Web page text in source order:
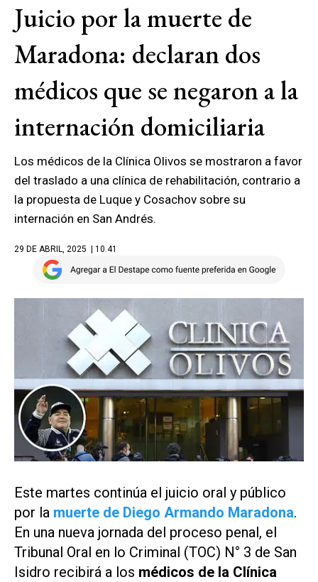
Juicio por la muerte de
Maradona: declaran dos
médicos que se negaron a la
internación domiciliaria
Los médicos de la Clínica Olivos se mostraron a favor
del traslado a una clínica de rehabilitación, contrario a
la propuesta de Luque y Cosachov sobre su
internación en San Andrés.
29 DE ABRIL, 2025 | 10.41
Este martes continúa el juicio oral y público
por la muerte de Diego Armando Maradona.
En una nueva jornada del proceso penal, el
Tribunal Oral en lo Criminal (TOC) N° 3 de San
Isidro recibirá a los médicos de la Clínica